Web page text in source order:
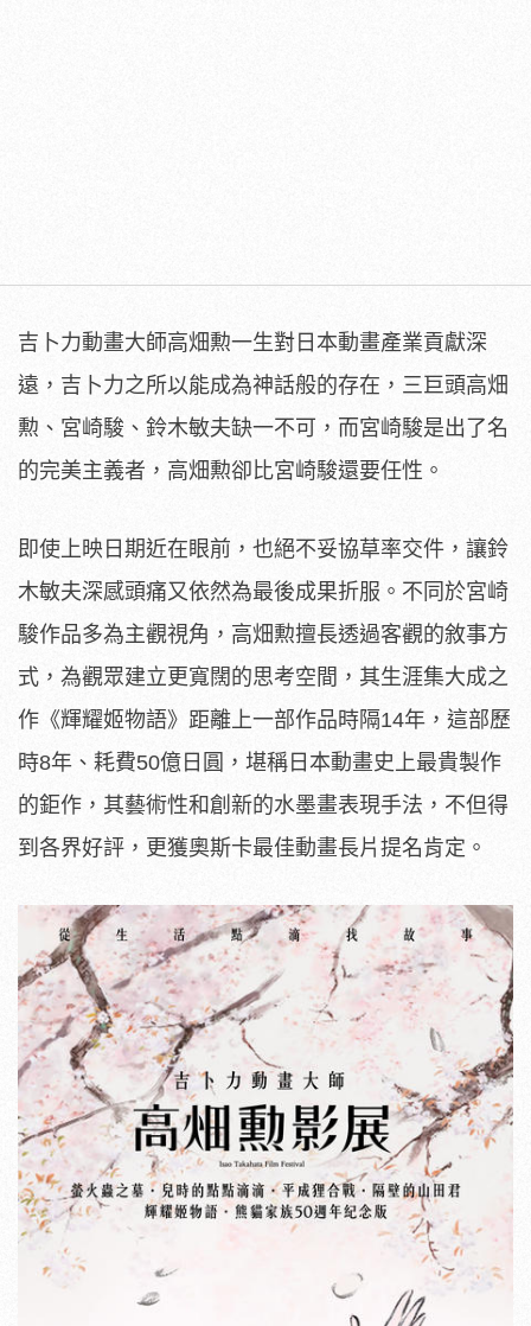
吉卜力動畫大師高畑勲一生對日本動畫產業貢獻深
遠，吉卜力之所以能成為神話般的存在，三巨頭高畑
勲、宮崎駿、鈴木敏夫缺一不可，而宮崎駿是出了名
的完美主義者，高畑勲卻比宮崎駿還要任性。
即使上映日期近在眼前， 也絕不妥協草率交件，讓鈴
木敏夫深感頭痛又依然為最後成果折服。 不同於宮崎
駿作品多為主觀視角，高畑勲擅長透過客觀的敘事方
式， 為觀眾建立更寬闊的思考空間，其生涯集大成之
作《輝耀姬物語》距離上一部作品時隔14年，這部歷
時8年、耗費50億日圓， 堪稱日本動畫史上最貴製作
的鉅作，其藝術性和創新的水墨畫表現手法，不但得
到各界好評，更獲奧斯卡最佳動畫長片提名肯定。